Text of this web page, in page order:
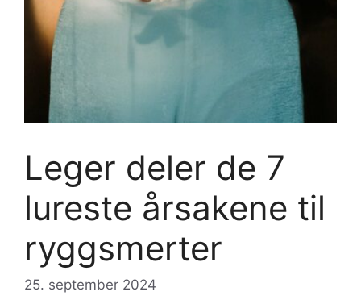
Leger deler de 7
lureste årsakene til
ryggsmerter
25. september 2024